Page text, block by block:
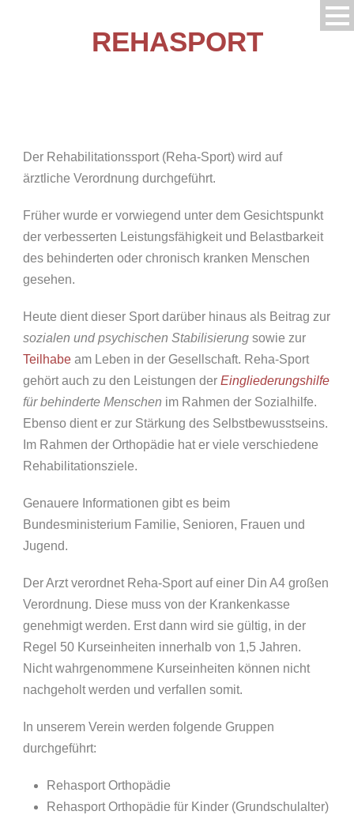
REHASPORT
Der Rehabilitationssport (Reha-Sport) wird auf
ärztliche Verordnung durchgeführt.
Früher wurde er vorwiegend unter dem Gesichtspunkt
der verbesserten Leistungsfähigkeit und Belastbarkeit
des behinderten oder chronisch kranken Menschen
gesehen.
Heute dient dieser Sport darüber hinaus als Beitrag zur
sozialen und psychischen Stabilisierung sowie zur
Teilhabe am Leben in der Gesellschaft. Reha-Sport
gehört auch zu den Leistungen der Eingliederungshilfe
für behinderte Menschen im Rahmen der Sozialhilfe.
Ebenso dient er zur Stärkung des Selbstbewusstseins.
Im Rahmen der Orthopädie hat er viele verschiedene
Rehabilitationsziele.
Genauere Informationen gibt es beim
Bundesministerium Familie, Senioren, Frauen und
Jugend.
Der Arzt verordnet Reha-Sport auf einer Din A4 großen
Verordnung. Diese muss von der Krankenkasse
genehmigt werden. Erst dann wird sie gültig, in der
Regel 50 Kurseinheiten innerhalb von 1,5 Jahren.
Nicht wahrgenommene Kurseinheiten können nicht
nachgeholt werden und verfallen somit.
In unserem Verein werden folgende Gruppen
durchgeführt:
Rehasport Orthopädie
Rehasport Orthopädie für Kinder (Grundschulalter)